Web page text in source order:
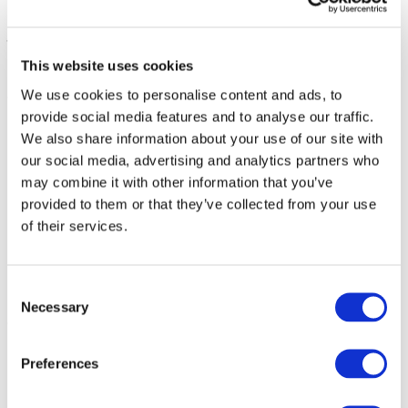
This website uses cookies
We use cookies to personalise content and ads, to
provide social media features and to analyse our traffic.
We also share information about your use of our site with
our social media, advertising and analytics partners who
may combine it with other information that you’ve
provided to them or that they’ve collected from your use
of their services.
Selection
Necessary
Preferences
21.08 | Sexta-feira
PARFENIUK. Hitmaker da nova geração cuja pop
sincera conquistou as paradas e redes sociais.
KOLA
. A voz principal das emoções na cena
contemporânea, cujas baladas emocionais todos os
ucranianos conhecem.
SHUMEI
22.08 | Sábado
MAX BARSKIH
. Artista de nível mundial e principal
hitmaker do país, cujos shows definem o padrão da pop